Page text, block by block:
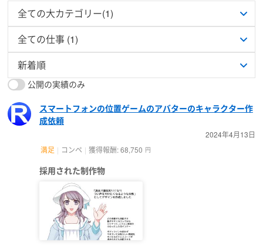
公開の実績のみ
スマートフォンの位置ゲームのアバターのキャラクター作
成依頼
2024年4月13日
満足
コンペ 獲得報酬: 68,750 円
採用された制作物